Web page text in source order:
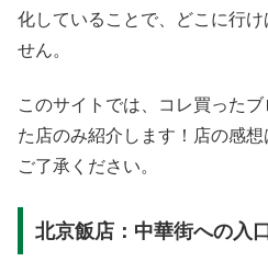
化していることで、どこに行
せん。
このサイトでは、コレ買った
た店のみ紹介します！店の感
ご了承ください。
北京飯店：中華街への入